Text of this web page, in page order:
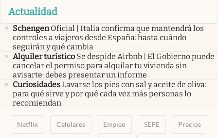
Actualidad
Schengen Oficial | Italia confirma que mantendrá los
controles a viajeros desde España: hasta cuándo
seguirán y qué cambia
Alquiler turístico Se despide Airbnb | El Gobierno puede
cancelar el permiso para alquilar tu vivienda sin
avisarte: debes presentar un informe
CuriosidadesLavarse los pies con sal y aceite de oliva:
para qué sirve y por qué cada vez más personas lo
recomiendan
Netflix Celulares Empleo SEPE Precios